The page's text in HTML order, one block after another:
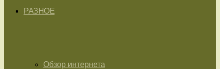
РАЗНОЕ
Обзор интернета